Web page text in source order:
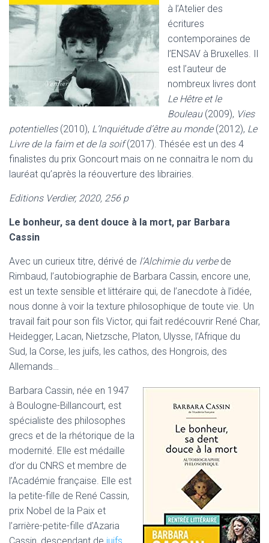
à l’Atelier des
écritures
contemporaines de
l’ENSAV à Bruxelles. Il
est l’auteur de
nombreux livres dont
Le Hêtre et le
Bouleau(2009), Vies
potentielles(2010), L’Inquiétude d’être au monde(2012), Le
Livre de la faim et de la soif(2017). Thésée est un des 4
finalistes du prix Goncourt mais on ne connaitra le nom du
lauréat qu’après la réouverture des librairies.
Editions Verdier, 2020, 256 p
Le bonheur, sa dent douce à la mort, par Barbara
Cassin
Avec un curieux titre, dérivé de l’Alchimie du verbede
Rimbaud, l’autobiographie de Barbara Cassin, encore une,
est un texte sensible et littéraire qui, de l’anecdote à l’idée,
nous donne à voir la texture philosophique de toute vie. Un
travail fait pour son fils Victor, qui fait redécouvrir René Char,
Heidegger, Lacan, Nietzsche, Platon, Ulysse, l’Afrique du
Sud, la Corse, les juifs, les cathos, des Hongrois, des
Allemands…
Barbara Cassin, née en 1947
à Boulogne-Billancourt, est
spécialiste des philosophes
grecs et de la rhétorique de la
modernité. Elle est médaille
d’or du CNRS et membre de
l’Académie française. Elle est
la petite-fille de René Cassin,
prix Nobel de la Paix et
l’arrière-petite-fille d’Azaria